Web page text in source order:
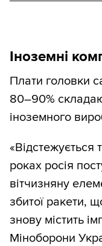
Іноземні
Плати головки
80–90%
іноземного
роках росія
вітчизняну
збитої ракети,
знову містить
Міноборони